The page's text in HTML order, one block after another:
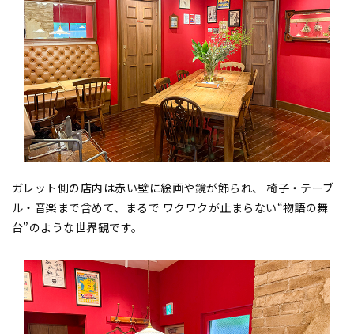
ガレット側の店内は赤い壁に絵画や鏡が飾られ、 椅子・テーブ
ル・音楽まで含めて、まるで ワクワクが止まらない“物語の舞
台”のような世界観です。